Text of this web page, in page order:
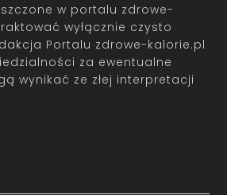
w portalu zdrowe-
wyłącznie czysto
Portalu zdrowe-kalorie.pl
za ewentualne
wynikać ze złej interpretacji